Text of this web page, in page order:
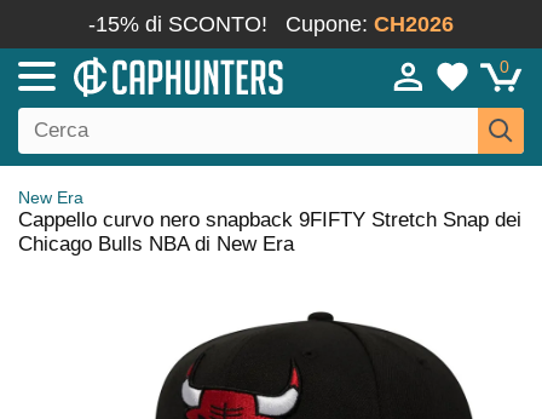
-15% di SCONTO! Cupone: CH2026
0
New Era
Cappello curvo nero snapback 9FIFTY Stretch Snap dei
Chicago Bulls NBA di New Era